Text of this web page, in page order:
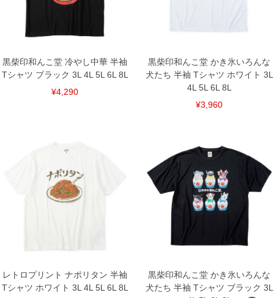
※【返品交換について】
返品交換希望の方は、商品到着後1週間以内にご連絡ください。
下着(肌着)やワイシャツは商品の性質上、返品交換不可とさせて頂いております。予め
ご了承くださいませ。
裾上げ料金は500円+税となります。
備考欄に股下●cmとご記入下さい。（裾上げ無料対象商品は1本につき税込6,000円以
上の品が対象。1本5,999円以下の商品は有料（500円+税）となります。）
出荷まで約1週間～20日間程お時間を頂く場合がございます。
一部、お直しに対応出来ない商品がございます。(例：裾にファスナーや調節ひもが付
ンピュータ画面）によって、商品の色味が若干異なる場合がございます。予めご了承
※当店での掲載商品は、実店鋪と在庫を共用しておりますので店頭での売り違い、店
舗からのお取り寄せ等により、お客様にご迷惑をお掛けしてしまう場合がございま
す。そのようなことがない様最大限に努めておりますが、もしあった場合速やかにご
連絡させて頂きますので予めご了承ください。
黒柴印和んこ堂 冷やし中華 半袖
Tシャツ ブラック 3L 4L 5L 6L 8L
¥4,290
黒柴印和んこ堂 かき氷いろんな
犬たち 半袖 Tシャツ ホワイト 3L
4L 5L 6L 8L
¥3,960
レトロプリント ナポリタン 半袖
Tシャツ ホワイト 3L 4L 5L 6L 8L
黒柴印和んこ堂 かき氷いろんな
犬たち 半袖 Tシャツ ブラック 3L